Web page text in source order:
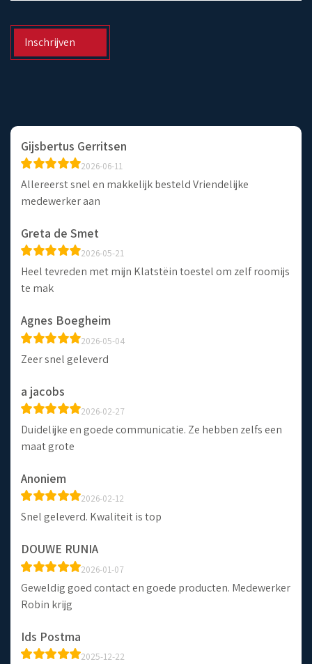
Inschrijven
Gijsbertus Gerritsen
2026-06-11
Allereerst snel en makkelijk besteld Vriendelijke
medewerker aan
Greta de Smet
2026-05-21
Heel tevreden met mijn Klatstëin toestel om zelf roomijs
te mak
Agnes Boegheim
2026-05-04
Zeer snel geleverd
a jacobs
2026-02-27
Duidelijke en goede communicatie. Ze hebben zelfs een
maat grote
Anoniem
2026-02-12
Snel geleverd. Kwaliteit is top
DOUWE RUNIA
2026-01-07
Geweldig goed contact en goede producten. Medewerker
Robin krijg
Ids Postma
2025-12-22